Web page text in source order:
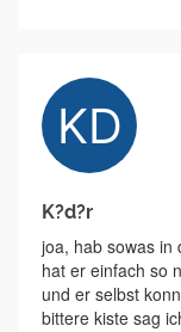
K?d?r
joa, hab sowas in
hat er einfach so
und er selbst
bittere kiste sag